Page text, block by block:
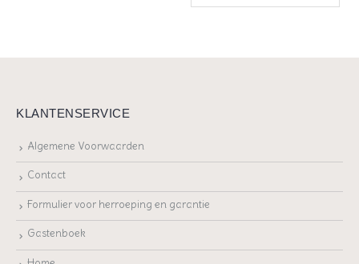
KLANTENSERVICE
Algemene Voorwaarden
Contact
Formulier voor herroeping en garantie
Gastenboek